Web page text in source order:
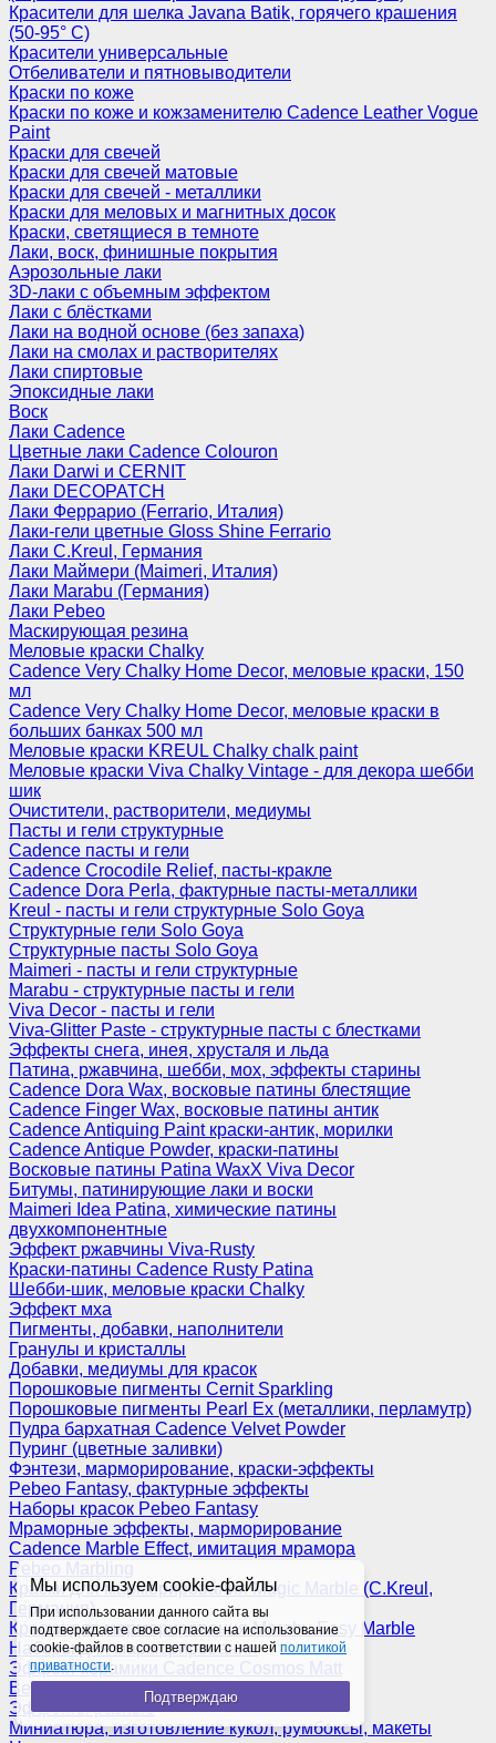
Красители для шелка Javana Batik, горячего крашения
(50-95° С)
Красители универсальные
Отбеливатели и пятновыводители
Краски по коже
Краски по коже и кожзаменителю Cadence Leather Vogue
Paint
Краски для свечей
Краски для свечей матовые
Краски для свечей - металлики
Краски для меловых и магнитных досок
Краски, светящиеся в темноте
Лаки, воск, финишные покрытия
Аэрозольные лаки
3D-лаки с объемным эффектом
Лаки с блёстками
Лаки на водной основе (без запаха)
Лаки на смолах и растворителях
Лаки спиртовые
Эпоксидные лаки
Воск
Лаки Cadence
Цветные лаки Cadence Colouron
Лаки Darwi и CERNIT
Лаки DECOPATCH
Лаки Феррарио (Ferrario, Италия)
Лаки-гели цветные Gloss Shine Ferrario
Лаки C.Kreul, Германия
Лаки Маймери (Maimeri, Италия)
Лаки Marabu (Германия)
Лаки Pebeo
Маскирующая резина
Меловые краски Chalky
Cadence Very Chalky Home Decor, меловые краски, 150
мл
Cadence Very Chalky Home Decor, меловые краски в
больших банках 500 мл
Меловые краски KREUL Chalky chalk paint
Меловые краски Viva Chalky Vintage - для декора шебби
шик
Очистители, растворители, медиумы
Пасты и гели структурные
Cadence пасты и гели
Cadence Crocodile Relief, пасты-кракле
Cadence Dora Perla, фактурные пасты-металлики
Kreul - пасты и гели структурные Solo Goya
Структурные гели Solo Goya
Структурные пасты Solo Goya
Maimeri - пасты и гели структурные
Marabu - структурные пасты и гели
Viva Decor - пасты и гели
Viva-Glitter Paste - структурные пасты с блестками
Эффекты снега, инея, хрусталя и льда
Патина, ржавчина, шебби, мох, эффекты старины
Cadence Dora Wax, восковые патины блестящие
Cadence Finger Wax, восковые патины антик
Сadence Antiquing Paint краски-антик, морилки
Cadence Antique Powder, краски-патины
Восковые патины Patina WaxX Viva Decor
Битумы, патинирующие лаки и воски
Maimeri Idea Patina, химические патины
двухкомпонентные
Эффект ржавчины Viva-Rusty
Краски-патины Cadence Rusty Patina
Шебби-шик, меловые краски Chalky
Эффект мха
Пигменты, добавки, наполнители
Гранулы и кристаллы
Добавки, медиумы для красок
Порошковые пигменты Cernit Sparkling
Порошковые пигменты Pearl Ex (металлики, перламутр)
Пудра бархатная Cadence Velvet Powder
Пуринг (цветные заливки)
Фэнтези, марморирование, краски-эффекты
Pebeo Fantasy, фактурные эффекты
Наборы красок Pebeo Fantasy
Мраморные эффекты, марморирование
Cadence Marble Effect, имитация мрамора
Pebeo Marbling
Краски для марморирования Magic Marble (C.Kreul,
Германия)
Краски для марморирования Marabu Easy Marble
Наборы для марморирования
Эффект керамики Cadence Cosmos Matt
Венецианская штукатурка
Эффекты разные
Миниатюра, изготовление кукол, румбоксы, макеты
Мы используем cookie-файлы
При использовании данного сайта вы
подтверждаете свое согласие на использование
cookie-файлов в соответствии с нашей политикой
приватности.
Подтверждаю